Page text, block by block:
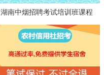
湖南中烟招聘考试培训班课程